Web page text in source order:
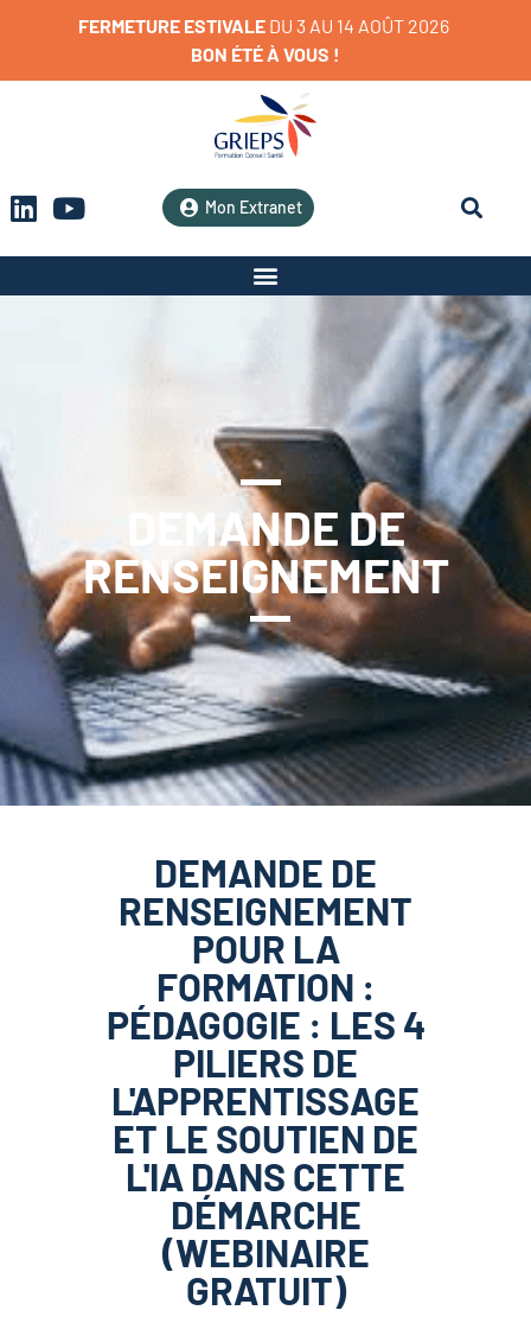
FERMETURE ESTIVALE DU 3 AU 14 AOÛT 2026
BON ÉTÉÀ VOUS !
Mon Extranet
DEMANDE DE
RENSEIGNEMENT
DEMANDE DE
RENSEIGNEMENT
POUR LA
FORMATION :
PÉDAGOGIE : LES 4
PILIERS DE
L'APPRENTISSAGE
ET LE SOUTIEN DE
L'IA DANS CETTE
DÉMARCHE
(WEBINAIRE
GRATUIT)